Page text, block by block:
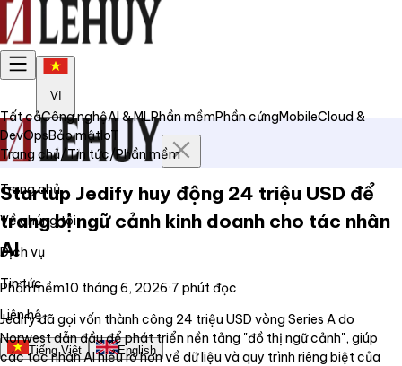
VI
Trang chủ
Về chúng tôi
Dịch vụ
Tin tức
Liên hệ
Tiếng Việt English
Tất cảCông nghệAI & MLPhần mềmPhần cứngMobileCloud &
DevOpsBảo mậtIoT
Trang chủ/Tin tức/Phần mềm
Startup Jedify huy động 24 triệu USD để
trang bị ngữ cảnh kinh doanh cho tác nhân
AI
Phần mềm10 tháng 6, 2026·7 phút đọc
Jedify đã gọi vốn thành công 24 triệu USD vòng Series A do
Norwest dẫn đầu để phát triển nền tảng "đồ thị ngữ cảnh", giúp
các tác nhân AI hiểu rõ hơn về dữ liệu và quy trình riêng biệt của